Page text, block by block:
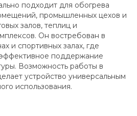
подходит для обогрева
промышленных цехов и
залов, теплиц и
Он востребован в
и спортивных залах, где
поддержание
Возможность работы в
устройство универсальным
использования.